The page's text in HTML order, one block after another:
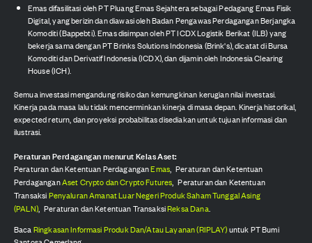
Emas difasilitasi oleh PT Pluang Emas Sejahtera sebagai Pedagang Emas Fisik
Digital, yang berizin dan diawasi oleh Badan Pengawas Perdagangan Berjangka
Komoditi (Bappebti). Emas disimpan oleh PT ICDX Logistik Berikat (ILB) yang
bekerja sama dengan PT Brinks Solutions Indonesia (Brink's), dicatat di Bursa
Komoditi dan Derivatif Indonesia (ICDX), dan dijamin oleh Indonesia Clearing
House (ICH).
Semua investasi mengandung risiko dan kemungkinan kerugian nilai investasi.
Kinerja pada masa lalu tidak mencerminkan kinerja di masa depan. Kinerja historikal,
expected return, dan proyeksi probabilitas disediakan untuk tujuan informasi dan
ilustrasi.
Peraturan Perdagangan menurut Kelas Aset:
Peraturan dan Ketentuan PerdaganganEmas, Peraturan dan Ketentuan
PerdaganganAset Crypto dan Crypto Futures, Peraturan dan Ketentuan
TransaksiPenyaluran Amanat Luar Negeri Produk Saham Tunggal Asing
(PALN), Peraturan dan Ketentuan TransaksiReksa Dana.
BacaRingkasan Informasi Produk Dan/Atau Layanan (RIPLAY)untuk PT Bumi